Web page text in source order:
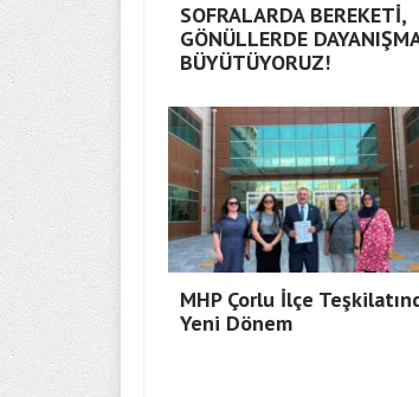
SOFRALARDA BEREKETİ,
GÖNÜLLERDE
BÜYÜTÜYORUZ!
MHP Çorlu İlçe
Yeni Dönem